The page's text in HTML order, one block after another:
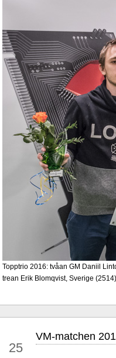
Topptrio 2016: tvåan GM Daniil
trean Erik Blomqvist, Sverige
25
VM-matchen